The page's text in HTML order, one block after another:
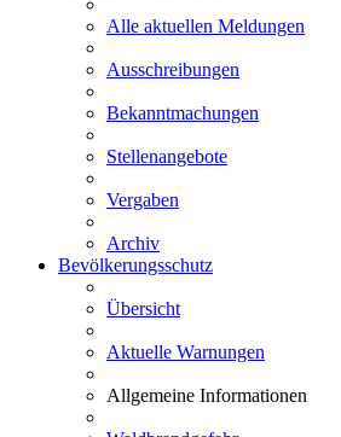
Alle aktuellen Meldungen
Ausschreibungen
Bekanntmachungen
Stellenangebote
Vergaben
Archiv
Bevölkerungsschutz
Übersicht
Aktuelle Warnungen
Allgemeine Informationen